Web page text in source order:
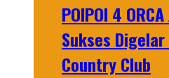
POIPOI 4
Sukses Digelar
Country Club